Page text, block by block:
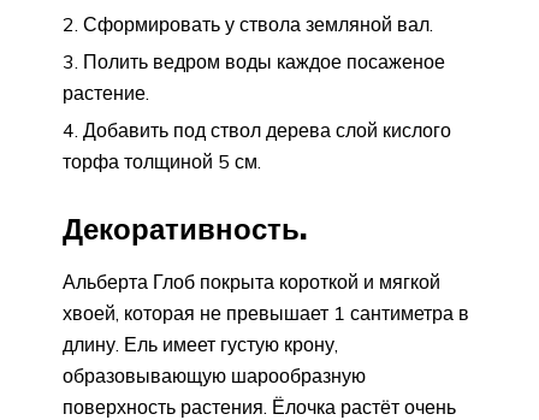
Сформировать у ствола земляной вал.
Полить ведром воды каждое посаженое
растение.
Добавить под ствол дерева слой кислого
торфа толщиной 5 см.
Декоративность.
Альберта Глоб покрыта короткой и мягкой
хвоей, которая не превышает 1 сантиметра в
длину. Ель имеет густую крону,
образовывающую шарообразную
поверхность растения. Ёлочка растёт очень